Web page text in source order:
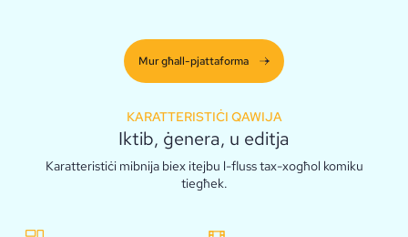
Mur għall-pjattaforma
KARATTERISTIĊI QAWIJA
Iktib, ġenera, u editja
Karatteristiċi mibnija biex itejbu l-fluss tax-xogħol komiku
tiegħek.